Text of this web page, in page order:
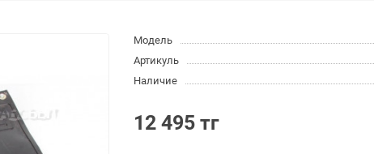
Модель
Артикуль
Наличие
12 495 тг